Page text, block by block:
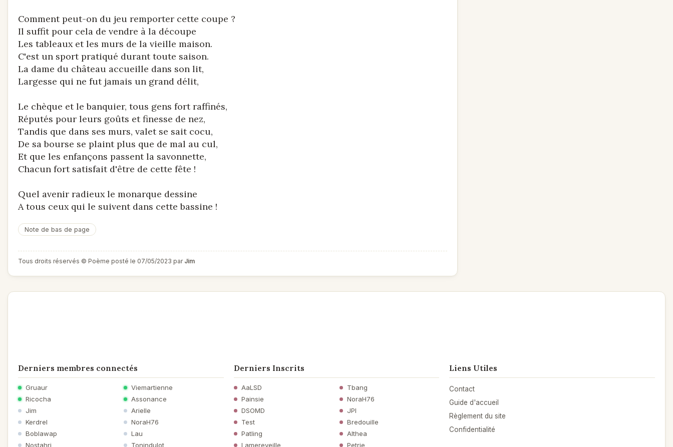
Comment peut-on du jeu remporter cette coupe ?
Il suffit pour cela de vendre à la découpe
Les tableaux et les murs de la vieille maison.
C'est un sport pratiqué durant toute saison.
La dame du château accueille dans son lit,
Largesse qui ne fut jamais un grand délit,
Le chèque et le banquier, tous gens fort raffinés,
Réputés pour leurs goûts et finesse de nez,
Tandis que dans ses murs, valet se sait cocu,
De sa bourse se plaint plus que de mal au cul,
Et que les enfançons passent la savonnette,
Chacun fort satisfait d'être de cette fête !
Quel avenir radieux le monarque dessine
A tous ceux qui le suivent dans cette bassine !
Note de bas de page
Tous droits réservés © Poème posté le 07/05/2023 par Jim
Derniers membres connectés
Gruaur
Viemartienne
Ricocha
Assonance
Jim
Arielle
Kerdrel
NoraH76
Boblawap
Lau
Nostahrj
Tonindulot
Derniers Inscrits
AaLSD
Tbang
Painsie
NoraH76
DSOMD
JPI
Test
Bredouille
Patling
Althea
Lamereveille
Petrie
Liens Utiles
Contact
Guide d'accueil
Règlement du site
Confidentialité